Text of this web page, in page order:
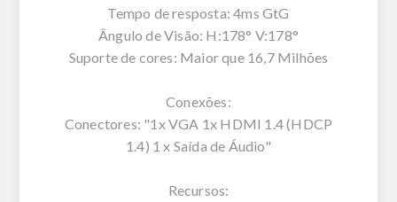
Tempo de resposta: 4ms GtG
Ângulo de Visão: H:178° V:178°
Suporte de cores: Maior que 16,7 Milhões
Conexões:
Conectores: "1x VGA 1x HDMI 1.4 (HDCP
1.4) 1 x Saída de Áudio"
Recursos: